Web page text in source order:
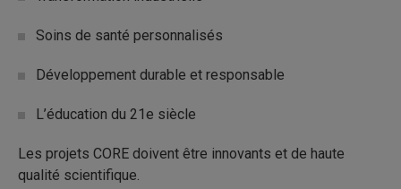
Soins de santé personnalisés
Développement durable et responsable
L’éducation du 21e siècle
Les projets CORE doivent être innovants et de haute
qualité scientifique.